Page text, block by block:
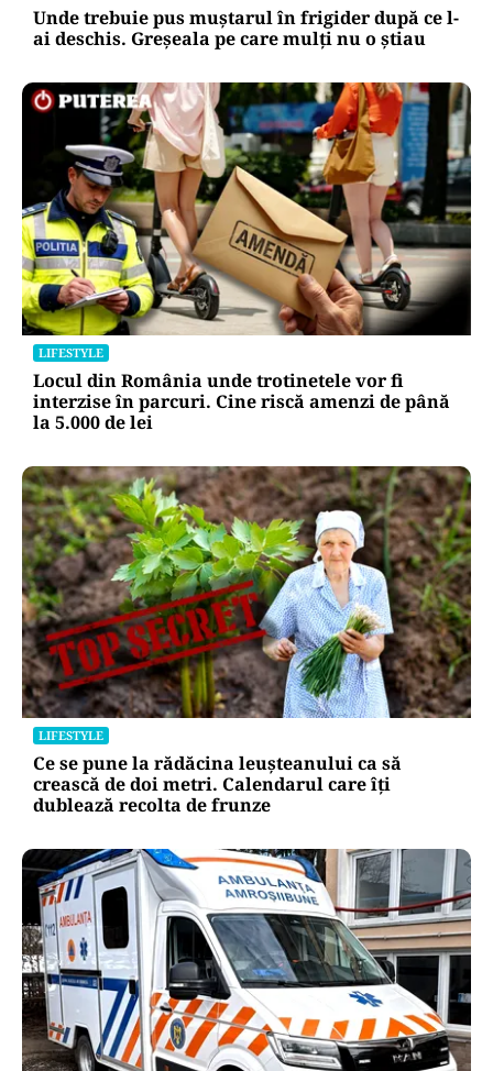
Unde trebuie pus muștarul în frigider după ce l-
ai deschis. Greșeala pe care mulți nu o știau
LIFESTYLE
Locul din România unde trotinetele vor fi
interzise în parcuri. Cine riscă amenzi de până
la 5.000 de lei
LIFESTYLE
Ce se pune la rădăcina leușteanului ca să
crească de doi metri. Calendarul care îți
dublează recolta de frunze